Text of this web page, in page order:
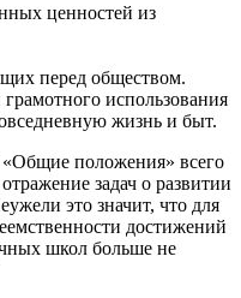
ценностей из
перед обществом.
использования
жизнь и быт.
«Общие положения» всего
задач о развитии
это значит, что для
достижений
школ больше не